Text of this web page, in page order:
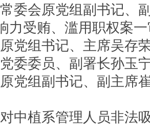
委会原党组副书记、
力受贿、滥用职权案
党组书记、主席吴存
委委员、副署长孙玉
党组副书记、副主席
中植系管理人员非法